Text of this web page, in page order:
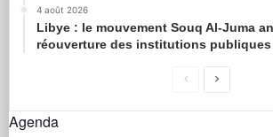
4 août 2026
Libye : le mouvement Souq Al-Juma
réouverture des institutions publiques
Agenda